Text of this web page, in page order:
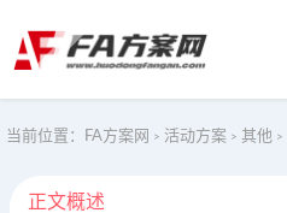
当前位置： FA方案网 > 活动方案 > 其他 >
正文概述